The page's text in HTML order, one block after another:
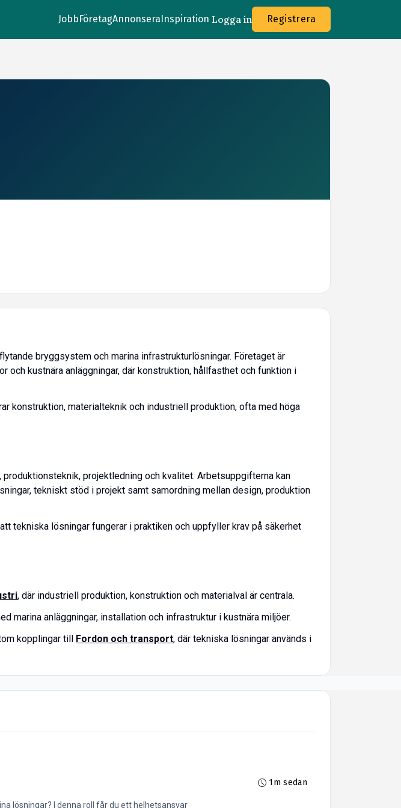
JobbFöretagAnnonseraInspiration Logga in Registrera
bryggsystem och marina infrastrukturlösningar. Företaget är
och kustnära anläggningar, där konstruktion, hållfasthet och funktion i
konstruktion, materialteknik och industriell produktion, ofta med höga
projektledning och kvalitet. Arbetsuppgifterna kan
tekniskt stöd i projekt samt samordning mellan design, produktion
tekniska lösningar fungerar i praktiken och uppfyller krav på säkerhet
, där industriell produktion, konstruktion och materialval är centrala.
marina anläggningar, installation och infrastruktur i kustnära miljöer.
kopplingar till Fordon och transport, där tekniska lösningar används i
lösningar? I denna roll får du ett helhetsansvar
1m sedan